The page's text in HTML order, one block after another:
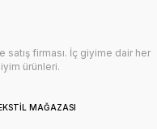
firması. İç giyime dair her
ürünleri.
MAĞAZASI